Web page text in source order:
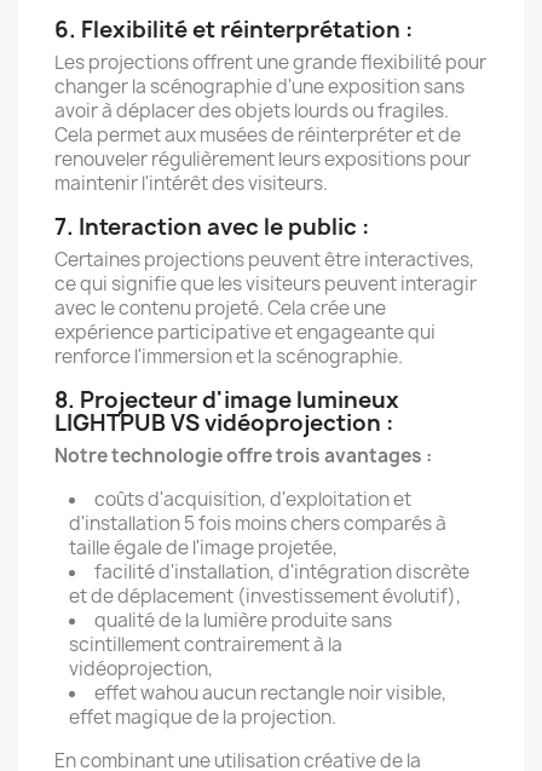
6. Flexibilité et réinterprétation :
Les projections offrent une grande flexibilité pour
changer la scénographie d'une exposition sans
avoir à déplacer des objets lourds ou fragiles.
Cela permet aux musées de réinterpréter et de
renouveler régulièrement leurs expositions pour
maintenir l'intérêt des visiteurs.
7. Interaction avec le public :
Certaines projections peuvent être interactives,
ce qui signifie que les visiteurs peuvent interagir
avec le contenu projeté. Cela crée une
expérience participative et engageante qui
renforce l'immersion et la scénographie.
8. Projecteur d'image lumineux
LIGHTPUB VS vidéoprojection :
Notre technologie offre trois avantages :
coûts d'acquisition, d'exploitation et
d'installation 5 fois moins chers comparés à
taille égale de l'image projetée,
facilité d'installation, d'intégration discrète
et de déplacement (investissement évolutif),
qualité de la lumière produite sans
scintillement contrairement à la
vidéoprojection,
effet wahou aucun rectangle noir visible,
effet magique de la projection.
En combinant une utilisation créative de la